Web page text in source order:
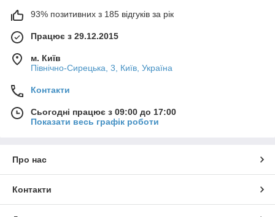
93% позитивних з 185 відгуків за рік
Працює з 29.12.2015
м. Київ
Північно-Сирецька, 3, Київ, Україна
Контакти
Сьогодні працює з 09:00 до 17:00
Показати весь графік роботи
Про нас
Контакти